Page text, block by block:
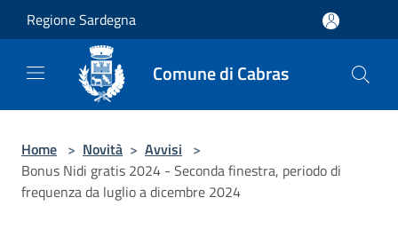
Salta al contenuto principale
Regione Sardegna
Comune di Cabras
Home > Novità > Avvisi >
Bonus Nidi gratis 2024 - Seconda finestra, periodo di
frequenza da luglio a dicembre 2024